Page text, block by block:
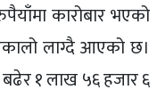
कारोबार भएको
लाग्दै आएको छ।
१ लाख ५६ हजार ६